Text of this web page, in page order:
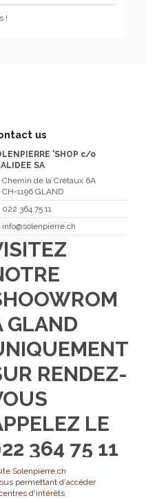
!
us
'SHOP c/o
SA
Chemin de la Crétaux 6A
CH-1196 GLAND
022 364 75 11
info@solenpierre.ch
GLAND
RENDEZ-
LE
364 75 11
Solenpierre.ch
permettant d'accéder
d'intérêts